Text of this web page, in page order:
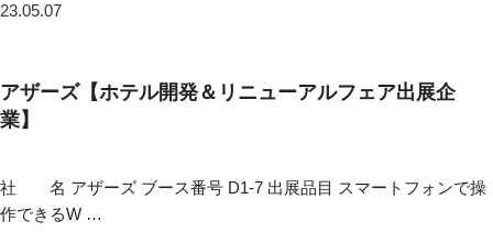
23.05.07
アザーズ【ホテル開発＆リニューアルフェア出展企
業】
社 名 アザーズ ブース番号 D1-7 出展品目 スマートフォンで操
作できるW …